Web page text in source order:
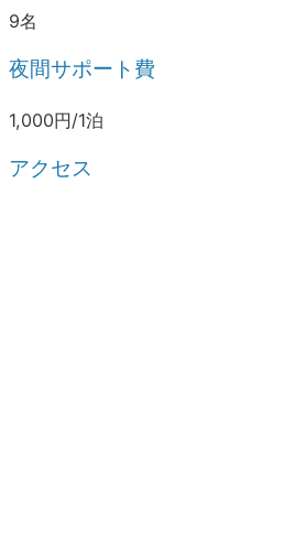
9名
夜間サポート費
1,000円/1泊
アクセス